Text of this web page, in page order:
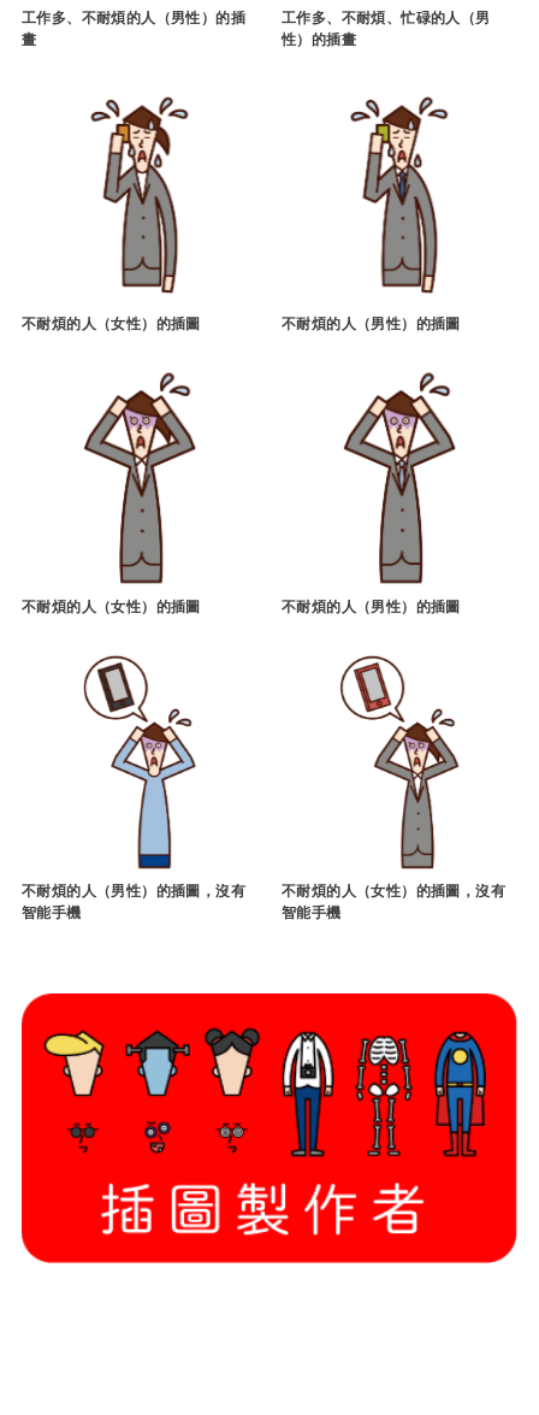
工作多、不耐煩的人（男性）的插
畫
工作多、不耐煩、忙碌的人（男
性）的插畫
不耐煩的人（女性）的插圖 不耐煩的人（男性）的插圖
不耐煩的人（女性）的插圖 不耐煩的人（男性）的插圖
不耐煩的人（男性）的插圖，沒有
智能手機
不耐煩的人（女性）的插圖，沒有
智能手機